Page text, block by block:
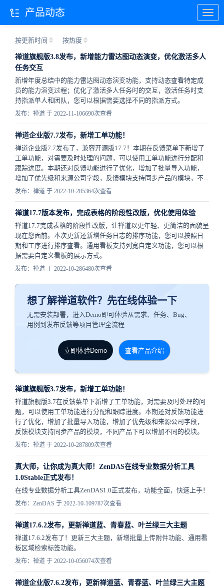
按更新时间 按热度
禅道旗舰版3.8发布，新增能力雷达图动态演变，优化激活多人
任务交互
新增年度总结中的能力雷达图动态演变功能，支持动态查看特定成
员的能力演变过程；优化了激活多人任务时的交互，激活任务时支
持指派单人和团队，您可以根据需要选择不同的指派方式。
发布：禅道 于 2022-11-106690次查看
禅道企业版7.7发布，新增工单功能！
禅道企业版7.7发布了，兼容开源版17.7！本期在反馈菜单下新增了
工单功能，对需要及时处理的问题，可以使用工单功能进行分配和
跟踪进度。本期还对反馈功能进行了优化，增加了批量导入功能，
增加了优先级和来源公司字段，反馈模块支持同步产品的模块，不...
发布：禅道 于 2022-10-285364次查看
禅道17.7版本发布，完成表格的阶段性改版，优化使用体验
禅道17.7完成表格的阶段性改版，让禅道以更年轻、更简洁的面貌呈
现在您面前。本次更新还新增任务日志的排序功能，您可以按照日
期和工序进行排序查看。通用看板支持列宽自定义功能，您可以根
据需要自定义看板的展示方式。
发布：禅道 于 2022-10-286480次查看
想了解禅道软件？先在线体验一下
无需安装部署，进入Demo即可体验从需求、任务、Bug、
用例到发布反馈等项目管理全流程
立即体验Demo 查看产品介绍
禅道旗舰版3.7发布，新增工单功能！
禅道旗舰版3.7在反馈菜单下新增了工单功能，对需要及时处理的问
题，可以使用工单功能进行分配和跟踪进度。本期还对反馈功能进
行了优化，增加了批量导入功能，增加了优先级和来源公司字段，
反馈模块支持同步产品的模块，不同产品下可以增加不同的模块。
发布：禅道 于 2022-10-287809次查看
真大师，让你成为真大师！ZenDAS在线专业数据分析工具
1.0Stable正式发布！
在线专业数据分析工具ZenDAS1.0正式发布，功能全面，快速上手！
发布：ZenDAS 于 2022-10-109787次查看
禅道17.6.2发布，更新禅道蓝、青春蓝、叶兰绿三大主题
禅道17.6.2发布了！更新三大主题，新增批量上传附件功能、通用看
板区域检索标签功能。
发布：禅道 于 2022-10-056074次查看
禅道企业版7.6.2发布，更新禅道蓝、青春蓝、叶兰绿三大主题
产品动态